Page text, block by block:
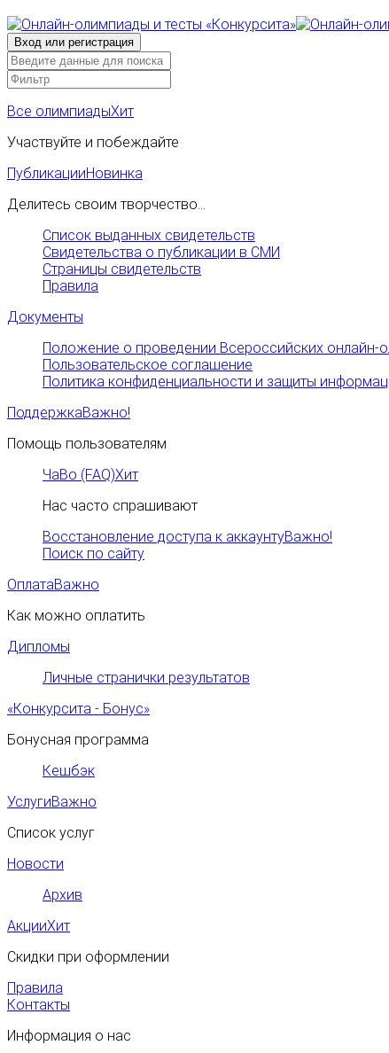
Все олимпиадыХит
Участвуйте и побеждайте
ПубликацииНовинка
Делитесь своим творчество...
Список выданных свидетельств
Свидетельства о публикации в СМИ
Страницы свидетельств
Правила
Документы
Положение о проведении Всероссийских онлайн-
Пользовательское соглашение
Политика конфиденциальности и защиты
ПоддержкаВажно!
Помощь пользователям
ЧаВо (FAQ)Хит
Нас часто спрашивают
Восстановление доступа к аккаунтуВажно!
Поиск по сайту
ОплатаВажно
Как можно оплатить
Дипломы
Личные странички результатов
«Конкурсита - Бонус»
Бонусная программа
Кешбэк
УслугиВажно
Список услуг
Новости
Архив
АкцииХит
Скидки при оформлении
Правила
Контакты
Информация о нас